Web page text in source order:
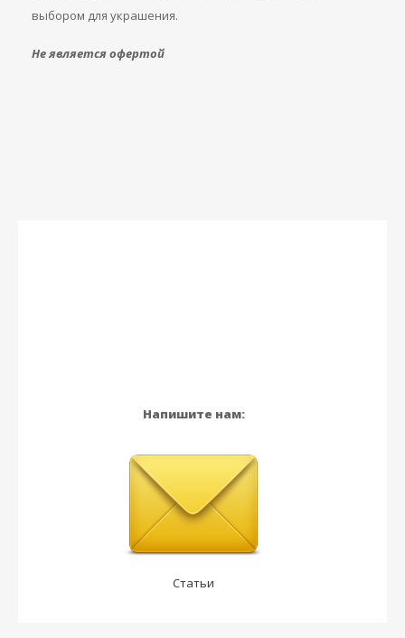
выбором для украшения.
Не является офертой
Напишите нам:
Статьи